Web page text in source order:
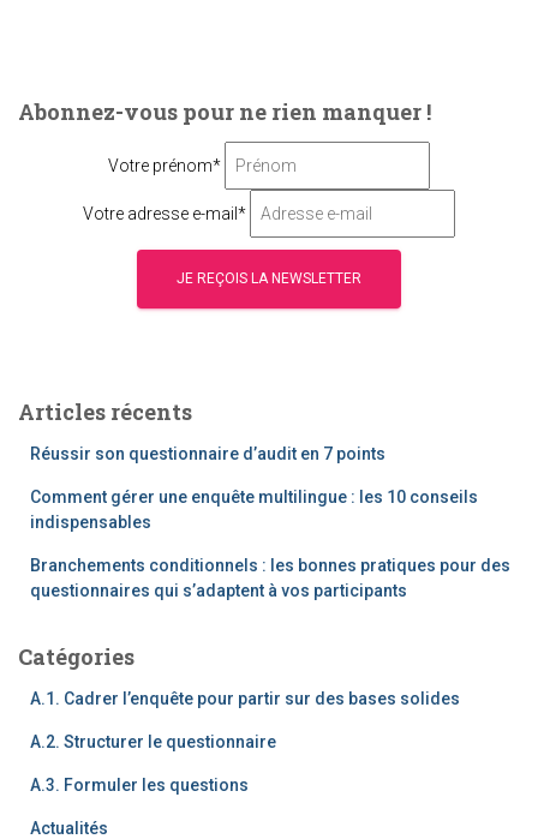
Abonnez-vous pour ne rien manquer !
Votre prénom*
Votre adresse e-mail*
Articles récents
Réussir son questionnaire d’audit en 7 points
Comment gérer une enquête multilingue : les 10 conseils
indispensables
Branchements conditionnels : les bonnes pratiques pour des
questionnaires qui s’adaptent à vos participants
Catégories
A.1. Cadrer l’enquête pour partir sur des bases solides
A.2. Structurer le questionnaire
A.3. Formuler les questions
Actualités